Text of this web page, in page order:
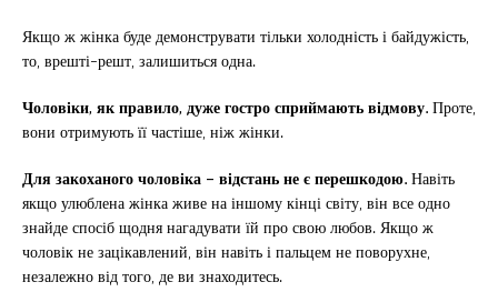
Якщо ж жінка буде демонструвати тільки холодність і байдужість,
то, врешті-решт, залишиться одна.
Чоловіки, як правило, дуже гостро сприймають відмову.Проте,
вони отримують її частіше, ніж жінки.
Для закоханого чоловіка – відстань не є перешкодою.Навіть
якщо улюблена жінка живе на іншому кінці світу, він все одно
знайде спосіб щодня нагадувати їй про свою любов. Якщо ж
чоловік не зацікавлений, він навіть і пальцем не поворухне,
незалежно від того, де ви знаходитесь.